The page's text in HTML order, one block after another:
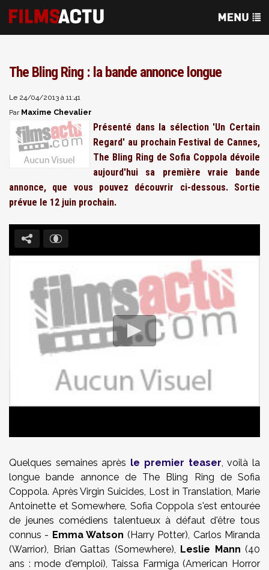
The Bling Ring : la bande annonce longue
Le 24/04/2013 à 11:41
Par Maxime Chevalier
Présenté dans la sélection 'Un Certain
Regard' au prochain Festival de Cannes,
The Bling Ring de Sofia Coppola dévoile
aujourd'hui sa première vraie bande
annonce, que vous pouvez découvrir ci-dessous. Sortie
prévue le 12 juin prochain.
Quelques semaines après le premier teaser, voilà la
longue bande annonce de The Bling Ring de Sofia
Coppola. Après Virgin Suicides, Lost in Translation, Marie
Antoinette et Somewhere, Sofia Coppola s'est entourée
de jeunes comédiens talentueux à défaut d'être tous
connus - Emma Watson (Harry Potter), Carlos Miranda
(Warrior), Brian Gattas (Somewhere), Leslie Mann (40
ans : mode d'emploi), Taissa Farmiga (American Horror